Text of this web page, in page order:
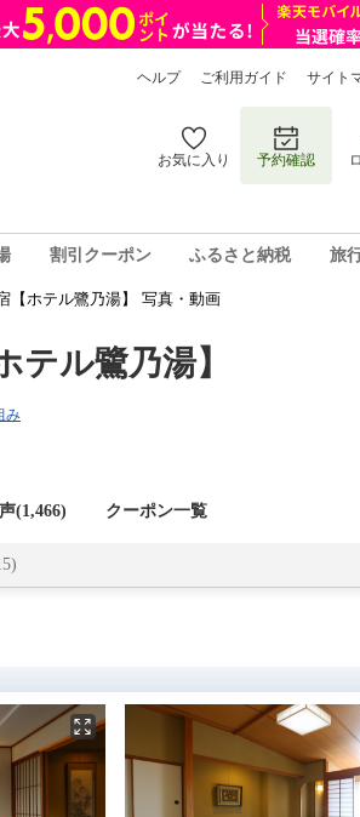
ヘルプ ご利用ガイド サイト
お気に入り 予約確認
割引クーポン ふるさと納税 旅
ホテル鷺乃湯】 写真・動画
ル鷺乃湯】
み
(1,466) クーポン一覧